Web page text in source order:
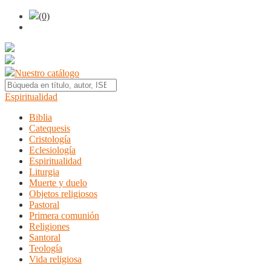
(0)
Nuestro catálogo
Espiritualidad
Biblia
Catequesis
Cristología
Eclesiología
Espiritualidad
Liturgia
Muerte y duelo
Objetos religiosos
Pastoral
Primera comunión
Religiones
Santoral
Teología
Vida religiosa